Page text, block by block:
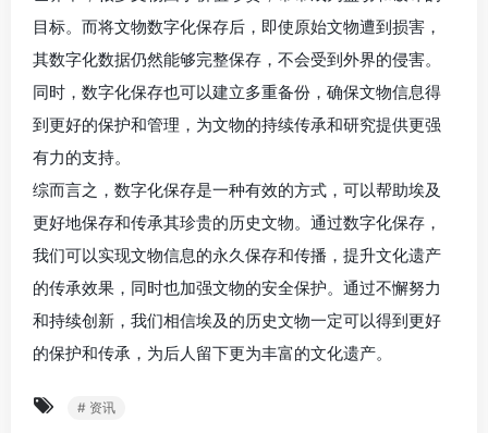
目标。而将文物数字化保存后，即使原始文物遭到损害，
其数字化数据仍然能够完整保存，不会受到外界的侵害。
同时，数字化保存也可以建立多重备份，确保文物信息得
到更好的保护和管理，为文物的持续传承和研究提供更强
有力的支持。
综而言之，数字化保存是一种有效的方式，可以帮助埃及
更好地保存和传承其珍贵的历史文物。通过数字化保存，
我们可以实现文物信息的永久保存和传播，提升文化遗产
的传承效果，同时也加强文物的安全保护。通过不懈努力
和持续创新，我们相信埃及的历史文物一定可以得到更好
的保护和传承，为后人留下更为丰富的文化遗产。
# 资讯